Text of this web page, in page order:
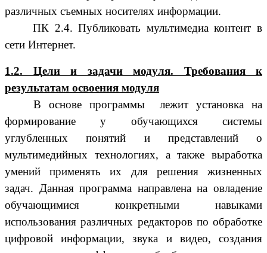
различных съемных носителях информации.
ПК 2.4. Публиковать мультимедиа контент в
сети Интернет.
1.2. Цели и задачи модуля. Требования к
результатам освоения модуля
В основе программы лежит установка на
формирование у обучающихся системы
углубленных понятий и представлений о
мультимедийных технологиях, а также выработка
умений применять их для решения жизненных
задач. Данная программа направлена на овладение
обучающимися конкретными навыками
использования различных редакторов по обработке
цифровой информации, звука и видео, создания